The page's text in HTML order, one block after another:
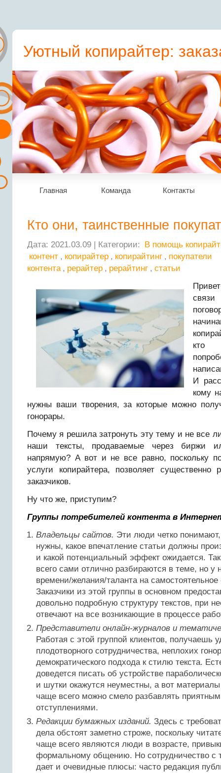
Уютный копирайтер:
пресс-релиз, статьи,
Главная Команда Контакты
Кто они, таинственные
Дата: 2021.03.09 | Категории:
В помощь
контент , копирайтер , копирайтинг , покупатели
контента , рерайтер , рерайтинг , статьи
кто
И
кому
нужны ваши творения, за которые можно
гонорары.
Почему я решила затронуть эту тему и не все
наши тексты, продаваемые через биржи
напрямую? А вот и не все равно, поскольку
услуги копирайтера, позволяет существенно
заказчиков.
Ну что же, приступим?
Группы потребителей контента в
Владельцы сайтов. Эти люди четко
нужны, какое впечатление статьи должны
и какой потенциальный эффект ожидается.
всего сами отлично разбираются в теме, но у
времени/желания/таланта на самостоятельное
Заказчики из этой группы в основном
довольно подробную структуру текстов, при
отвечают на все возникающие в процессе
Представители онлайн-журналов и
Работая с этой группой клиентов, получаешь
плодотворного сотрудничества, неплохих
демократического подхода к стилю текста.
доведется писать об устройстве
и шутки окажутся неуместны, а вот
чаще всего можно смело разбавлять
отступлениями.
Редакции бумажных изданий. Здесь с
дела обстоят заметно строже, поскольку
чаще всего являются люди в возрасте,
формальному общению. Но сотрудничество с
дает и очевидные плюсы: часто редакция